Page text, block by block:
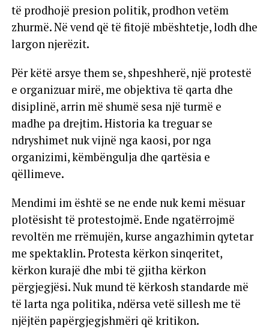
të prodhojë presion politik, prodhon vetëm
zhurmë. Në vend që të fitojë mbështetje, lodh dhe
largon njerëzit.
Për këtë arsye them se, shpeshherë, një protestë
e organizuar mirë, me objektiva të qarta dhe
disiplinë, arrin më shumë sesa një turmë e
madhe pa drejtim. Historia ka treguar se
ndryshimet nuk vijnë nga kaosi, por nga
organizimi, këmbëngulja dhe qartësia e
qëllimeve.
Mendimi im është se ne ende nuk kemi mësuar
plotësisht të protestojmë. Ende ngatërrojmë
revoltën me rrëmujën, kurse angazhimin qytetar
me spektaklin. Protesta kërkon sinqeritet,
kërkon kurajë dhe mbi të gjitha kërkon
përgjegjësi. Nuk mund të kërkosh standarde më
të larta nga politika, ndërsa vetë sillesh me të
njëjtën papërgjegjshmëri që kritikon.